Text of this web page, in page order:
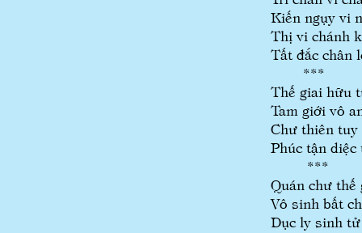
Kiến ngụy vi
Thị vi chánh
Tất đắc chân
***
Thế giai hữu
Tam giới vô
Chư thiên tuy
Phúc tận diệc
***
Quán chư thế
Vô sinh bất
Dục ly sinh tử